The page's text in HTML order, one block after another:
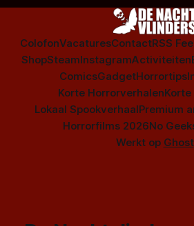
ColofonVacaturesContactRSS
ShopSteamInstagramActiviteiten
ComicsGadgetHorrortips
Korte Horrorverhalen
Lokaal SpookverhaalPremium
Horrorfilms 2026No
Werkt op Ghost